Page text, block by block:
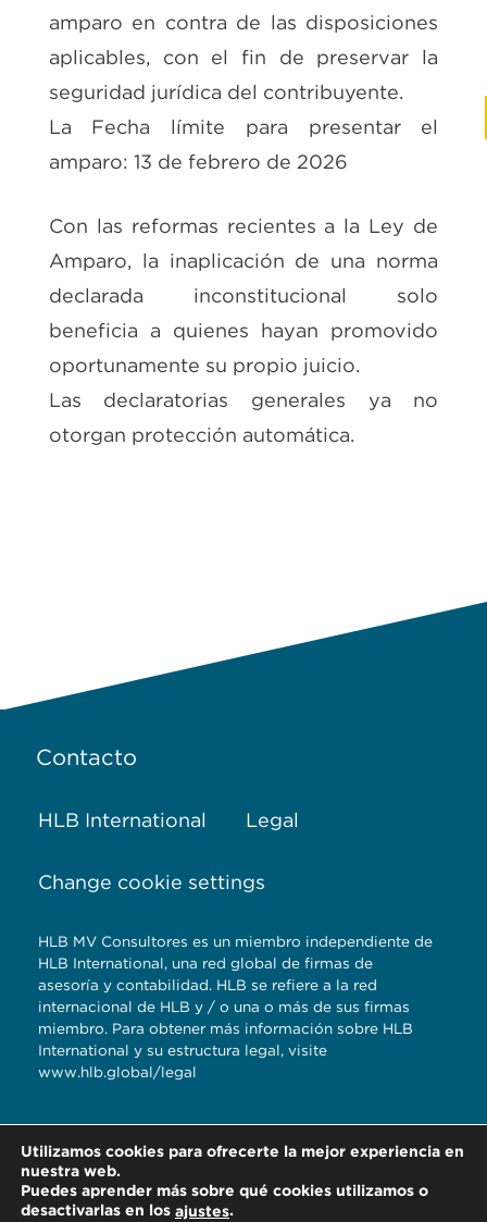
amparo en contra de las disposiciones
aplicables, con el fin de preservar la
seguridad jurídica del contribuyente.
La Fecha límite para presentar el
amparo: 13 de febrero de 2026
Con las reformas recientes a la Ley de
Amparo, la inaplicación de una norma
declarada inconstitucional solo
beneficia a quienes hayan promovido
oportunamente su propio juicio.
Las declaratorias generales ya no
otorgan protección automática.
Contacto
HLB International Legal
Change cookie settings
HLB MV Consultores es un miembro independiente de
HLB International, una red global de firmas de
asesoría y contabilidad. HLB se refiere a la red
internacional de HLB y / o una o más de sus firmas
miembro. Para obtener más información sobre HLB
International y su estructura legal, visite
www.hlb.global/legal
piso Reserva
Territorial Atlixcayotl,
Pue. | Tel. 2222964909 2222103750
Utilizamos cookies para ofrecerte la mejor experiencia en
nuestra web.
Puedes aprender más sobre qué cookies utilizamos o
desactivarlas en los ajustes.